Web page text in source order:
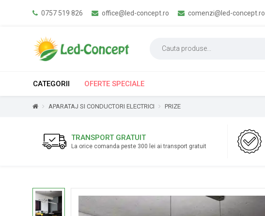
0757 519 826 office@led-concept.ro comenzi@led-concept.ro
CATEGORII OFERTE SPECIALE
APARATAJ SI CONDUCTORI ELECTRICI PRIZE
TRANSPORT GRATUIT
La orice comanda peste 300 lei ai transport gratuit